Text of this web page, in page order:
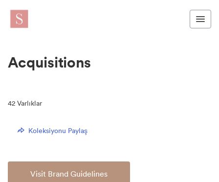
Acquisitions
42 Varlıklar
Koleksiyonu Paylaş
Visit Brand Guidelines